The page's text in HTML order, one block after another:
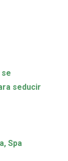
seducir
Spa